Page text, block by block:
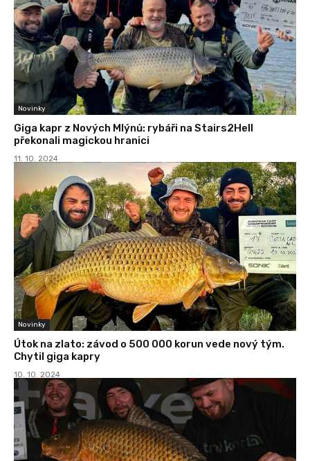
Novinky
Giga kapr z Nových Mlýnů: rybáři na Stairs2Hell
překonali magickou hranici
11. 10. 2024
Novinky
Útok na zlato: závod o 500 000 korun vede nový tým.
Chytil giga kapry
10. 10. 2024